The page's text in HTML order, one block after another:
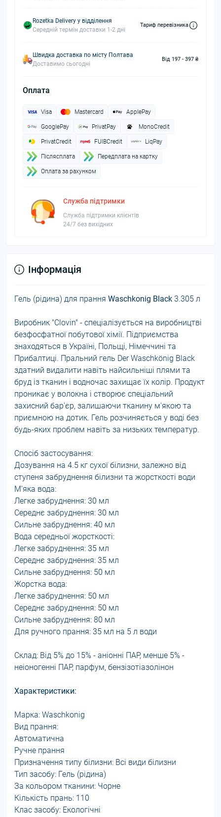
Rozetka Delivery у відділення
Середній термін доставки 1-2 дні
Тариф перевізника
Швидка доставка по місту Полтава
Доставимо сьогодні
Від 197 - 397 ₴
Оплата
Visa Mastercard ApplePay
GooglePay PrivatPay MonoCredit
PrivatCredit FUIBCredit LiqPay
Пiслясплата Передплата на картку
Оплата за рахунком
Служба підтримки
Служба підтримки клієнтів
24/7 без вихідних
Інформація
Гель (рідина) для прання Waschkonig Black 3.305 л
Виробник "Clovin" - спеціалізується на виробництві
безфосфатної побутової хімії. Підприємства
знаходяться в Україні, Польщі, Німеччині та
Прибалтиці. Пральний гель Der Waschkönig Black
здатний видалити навіть найсильніші плями та
бруд із тканин і водночас захищає їх колір. Продукт
проникає у волокна і створює спеціальний
захисний бар'єр, залишаючи тканину м'якою та
приємною на дотик. Гель розчиняється у воді без
будь-яких проблем навіть за низьких температур.
Спосіб застосування:
Дозування на 4.5 кг сухої білизни, залежно від
ступеня забруднення білизни та жорсткості води
М'яка вода:
Легке забруднення: 30 мл
Середнє забруднення: 30 мл
Сильне забруднення: 40 мл
Вода середньої жорсткості:
Легке забруднення: 35 мл
Середнє забруднення: 35 мл
Сильне забруднення: 50 мл
Жорстка вода:
Легке забруднення: 50 мл
Середнє забруднення: 50 мл
Сильне забруднення: 80 мл
Для ручного прання: 35 мл на 5 л води
Склад: Від 5% до 15% - аніонні ПАР, менше 5% -
неіоногенні ПАР, парфум, бензізотіазолінон
Характеристики:
Марка: Waschkonig
Вид прання:
Автоматична
Ручне прання
Призначення типу білизни: Всі види білизни
Тип засобу: Гель (рідина)
За кольором тканини: Чорне
Кількість прань: 110
Клас засобу: Екологічні